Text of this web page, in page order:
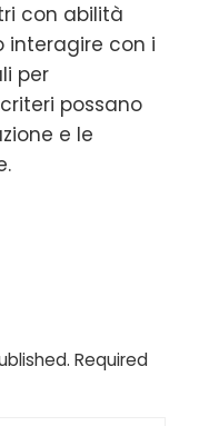
con abilità
interagire con i
per
possano
e le
Required